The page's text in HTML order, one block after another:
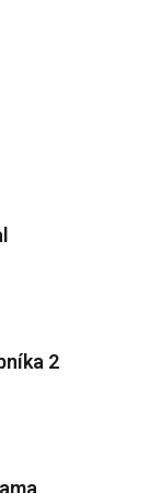
2